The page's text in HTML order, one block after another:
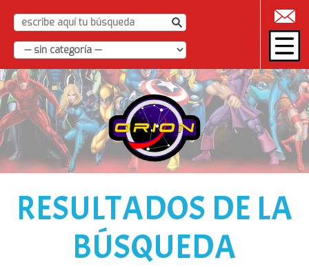
|
RESULTADOS DE LA
BÚSQUEDA